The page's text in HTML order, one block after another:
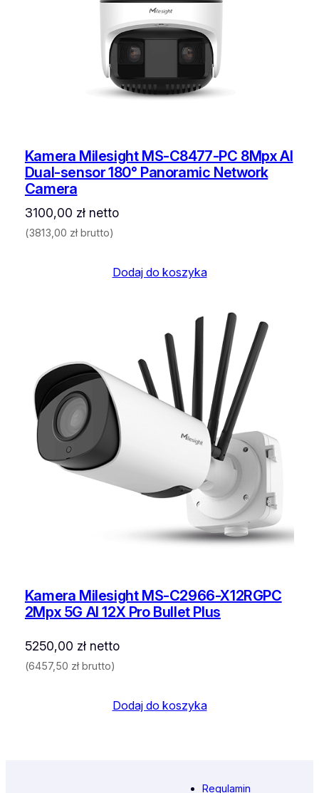
Kamera Milesight MS-C8477-PC 8Mpx AI
Dual-sensor 180° Panoramic Network
Camera
3100,00 złnetto
(3813,00 złbrutto)
Dodaj do koszyka
Kamera Milesight MS-C2966-X12RGPC
2Mpx 5G AI 12X Pro Bullet Plus
5250,00 złnetto
(6457,50 złbrutto)
Dodaj do koszyka
Regulamin